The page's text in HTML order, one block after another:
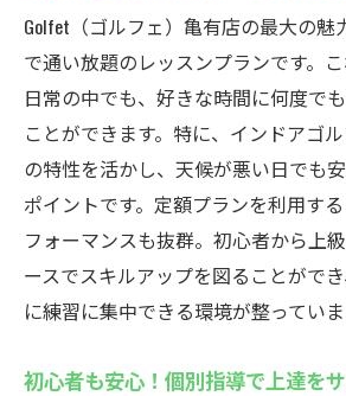
Golfet（ゴルフェ）亀有店の最大の魅
で通い放題のレッスンプランです。
日常の中でも、好きな時間に何度で
ことができます。特に、インドアゴ
の特性を活かし、天候が悪い日でも
ポイントです。定額プランを利用す
フォーマンスも抜群。初心者から上
ースでスキルアップを図ることがで
に練習に集中できる環境が整っていま
初心者も安心！個別指導で上達を